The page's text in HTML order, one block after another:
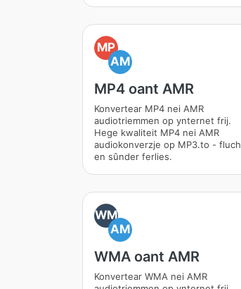
MP
AM
MP4 oant AMR
Konvertear MP4 nei AMR
audiotriemmen op ynternet frij.
Hege kwaliteit MP4 nei AMR
audiokonverzje op MP3.to - fluch
en sûnder ferlies.
WM
AM
WMA oant AMR
Konvertear WMA nei AMR